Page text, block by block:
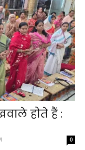
होते हैं :
0